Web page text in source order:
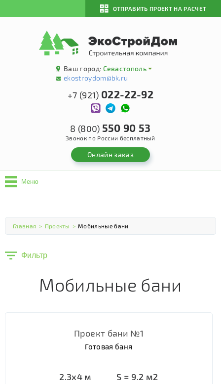
ОТПРАВИТЬ ПРОЕКТ НА РАСЧЕТ
Ваш город: Севастополь
ekostroydom@bk.ru
+7 (921) 022-22-92
8 (800) 550 90 53
Звонок по России бесплатный
Онлайн заказ
Меню
Главная > Проекты > Мобильные бани
Фильтр
Мобильные бани
Проект бани №1
Готовая баня
2.3х4м S = 9.2 м2